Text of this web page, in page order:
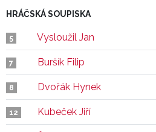
HRÁČSKÁ SOUPISKA
5 Vysloužil Jan
7 Buršík Filip
8 Dvořák Hynek
12 Kubeček Jiří